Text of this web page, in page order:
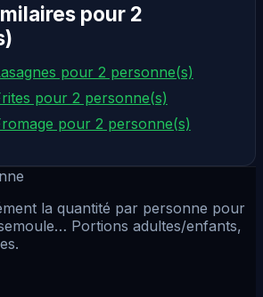
pour 2
pour 2 personne(s)
pour 2 personne(s)
pour 2 personne(s)
la quantité par personne pour
Portions adultes/enfants,